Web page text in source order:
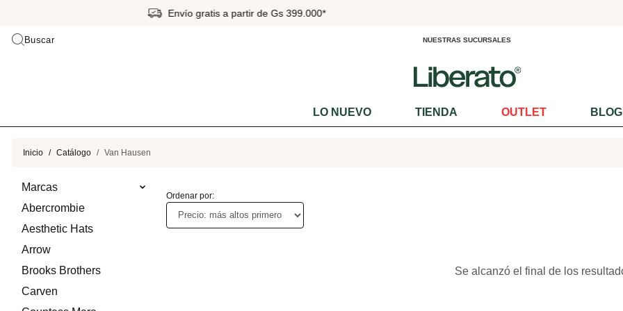
Envío gratis a partir de Gs 399.000*
Buscar NUESTRAS SUCURSALES
LO NUEVO TIENDA OUTLET BLOG
Inicio Catálogo Van Hausen
Marcas
Abercrombie
Aesthetic Hats
Arrow
Brooks Brothers
Carven
Ordenar por:
Se alcanzó el final de los